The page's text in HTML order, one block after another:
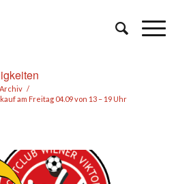
Archiv /
am Freitag 04.09 von 13 – 19 Uhr